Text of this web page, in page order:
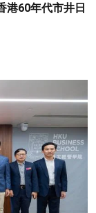
港60年代市井日